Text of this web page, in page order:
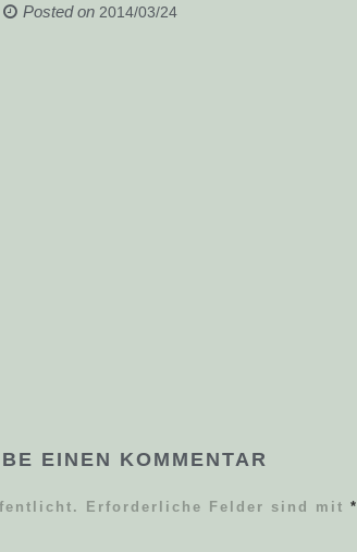
Posted on 2014/03/24
EINEN KOMMENTAR
Erforderliche Felder sind mit*